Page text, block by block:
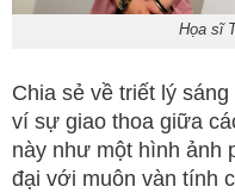
Họa sĩ
Chia sẻ về triết lý
ví sự giao thoa giữa
này như một hình ảnh
đại với muôn vàn tính